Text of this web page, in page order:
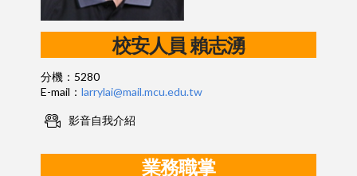
校安人員 賴志湧
分機：5280
E-mail： larrylai@mail.mcu.edu.tw
影音自我介紹
業務職掌